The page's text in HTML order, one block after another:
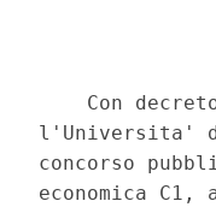
Con
l'Universita'
concorso
economica